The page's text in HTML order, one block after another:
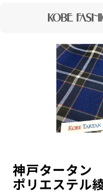
神戸タータン
ポリエステル